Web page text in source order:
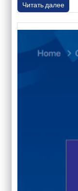
Читать далее